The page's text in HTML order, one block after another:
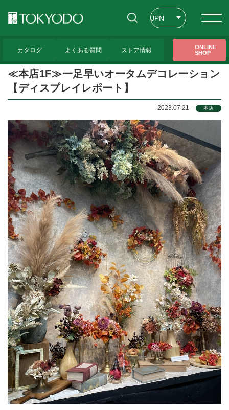
JPN
カタログ よくある質問 ストア情報
ONLINE
SHOP
≪本店1F≫一足早いオータムデコレーション
【ディスプレイレポート】
≪本店1F≫一足早いオータムデコレーション
【ディスプレイレポート】
2023.07.21 本店